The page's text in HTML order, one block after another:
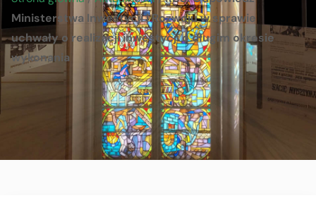
Ministerstwa Inwestycji i Rozwoju w sprawie
uchwały o realizacji inwestycji o długim okresie
wykonania